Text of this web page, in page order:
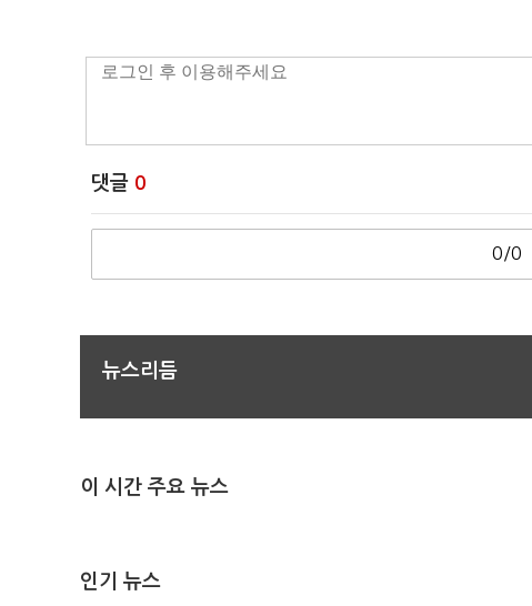
댓글 0
0/0
뉴스리듬
이 시간 주요 뉴스
인기 뉴스